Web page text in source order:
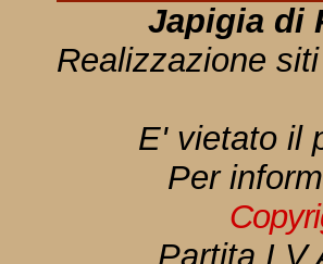
Japigia di
Realizzazione
E' vietato il
Per
Partita